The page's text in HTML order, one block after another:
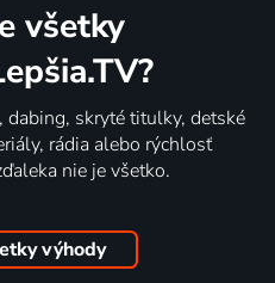
všetky
skryté titulky, detské
rádia alebo rýchlosť
nie je všetko.
výhody